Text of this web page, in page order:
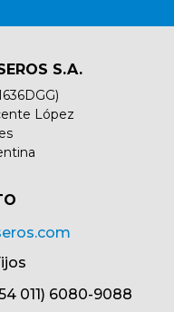
S.A.
López
011) 6080-9088